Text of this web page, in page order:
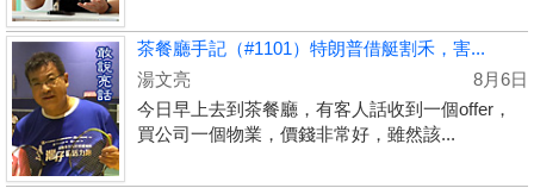
茶餐廳手記（#1101）特朗普借艇割禾，害...
湯文亮
8月6日
今日早上去到茶餐廳，有客人話收到一個offer，
買公司一個物業，價錢非常好，雖然該...